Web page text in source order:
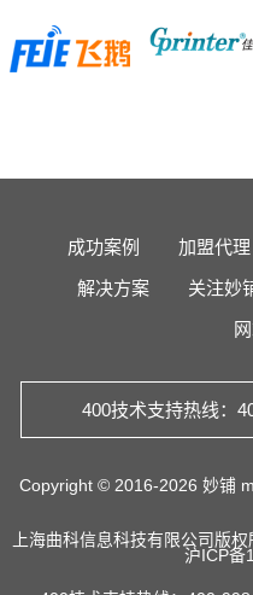
成功案例 加盟代理
解决方案
关注妙
400技术支持热线：
Copyright © 2016-2026 妙铺
上海曲科信息科技有限公司版权
沪ICP备